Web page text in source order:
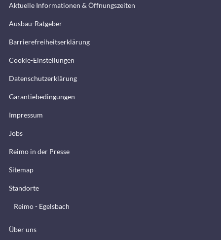
Aktuelle Informationen & Öffnungszeiten
Ausbau-Ratgeber
Barrierefreiheitserklärung
Cookie-Einstellungen
Datenschutzerklärung
Garantiebedingungen
Impressum
Jobs
Reimo in der Presse
Sitemap
Standorte
Reimo - Egelsbach
Über uns